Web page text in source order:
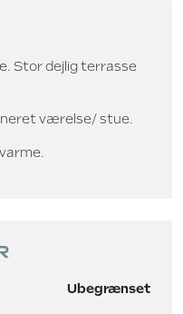
Stor dejlig terrasse
værelse/ stue.
Ubegrænset